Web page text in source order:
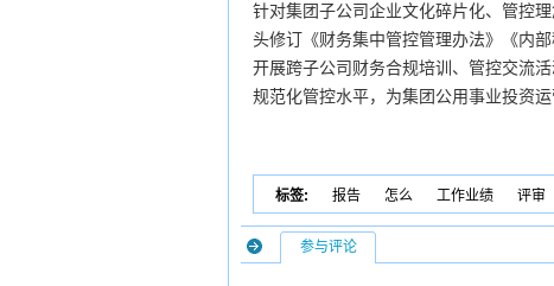
针对集团子公司企业文化碎片化、管控
头修订《财务集中管控管理办法》《内
开展跨子公司财务合规培训、管控交流
规范化管控水平，为集团公用事业投资
标签: 报告 怎么 工作业绩 评审
参与评论